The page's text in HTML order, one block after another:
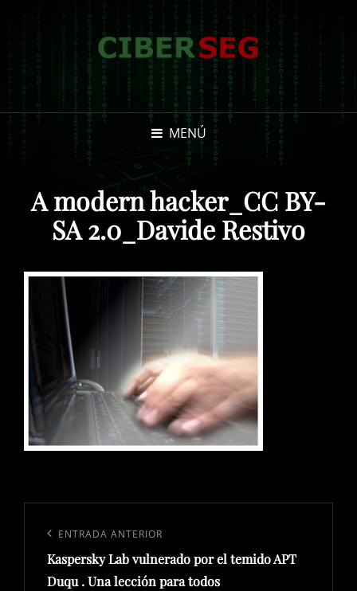
MENÚ
A modern hacker_CC BY-
SA 2.0_Davide Restivo
entradas
Entrada
anterior:
ENTRADA ANTERIOR
Kaspersky Lab vulnerado por el temido APT
Duqu . Una lección para todos